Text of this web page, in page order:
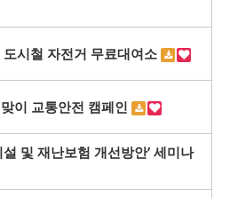
시철 자전거 무료대여소
이 교통안전 캠페인
및 재난보험 개선방안’ 세미나